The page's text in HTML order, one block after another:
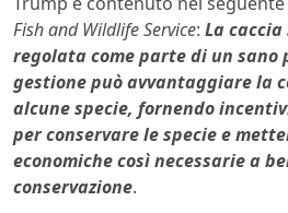
Fish and Wildlife Service: La
regolata come parte di un sano
gestione può avvantaggiare la
alcune specie, fornendo
per conservare le specie e
economiche così necessarie a
conservazione.